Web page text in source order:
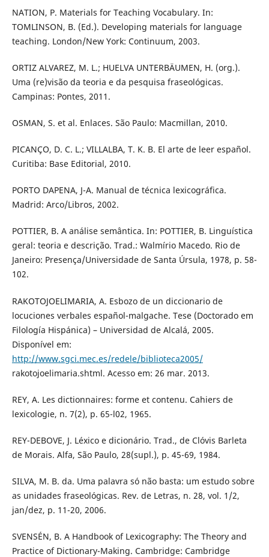
NATION, P. Materials for Teaching Vocabulary. In:
TOMLINSON, B. (Ed.). Developing materials for language
teaching. London/New York: Continuum, 2003.
ORTIZ ALVAREZ, M. L.; HUELVA UNTERBÄUMEN, H. (org.).
Uma (re)visão da teoria e da pesquisa fraseológicas.
Campinas: Pontes, 2011.
OSMAN, S. et al. Enlaces. São Paulo: Macmillan, 2010.
PICANÇO, D. C. L.; VILLALBA, T. K. B. El arte de leer español.
Curitiba: Base Editorial, 2010.
PORTO DAPENA, J-A. Manual de técnica lexicográfica.
Madrid: Arco/Libros, 2002.
POTTIER, B. A análise semântica. In: POTTIER, B. Linguística
geral: teoria e descrição. Trad.: Walmírio Macedo. Rio de
Janeiro: Presença/Universidade de Santa Úrsula, 1978, p. 58-
102.
RAKOTOJOELIMARIA, A. Esbozo de un diccionario de
locuciones verbales español-malgache. Tese (Doctorado em
Filología Hispánica) – Universidad de Alcalá, 2005.
Disponível em:
http://www.sgci.mec.es/redele/biblioteca2005/
rakotojoelimaria.shtml. Acesso em: 26 mar. 2013.
REY, A. Les dictionnaires: forme et contenu. Cahiers de
lexicologie, n. 7(2), p. 65-l02, 1965.
REY-DEBOVE, J. Léxico e dicionário. Trad., de Clóvis Barleta
de Morais. Alfa, São Paulo, 28(supl.), p. 45-69, 1984.
SILVA, M. B. da. Uma palavra só não basta: um estudo sobre
as unidades fraseológicas. Rev. de Letras, n. 28, vol. 1/2,
jan/dez, p. 11-20, 2006.
SVENSÉN, B. A Handbook of Lexicography: The Theory and
Practice of Dictionary-Making. Cambridge: Cambridge